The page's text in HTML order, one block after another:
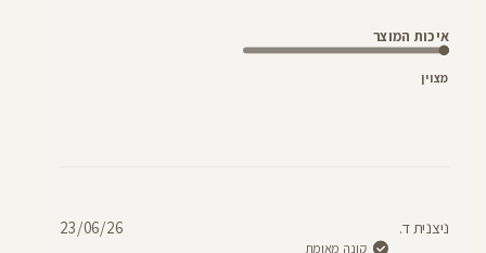
איכות המוצר
מצוין
ניצנית ד.
קונה מאומת
23/06/26